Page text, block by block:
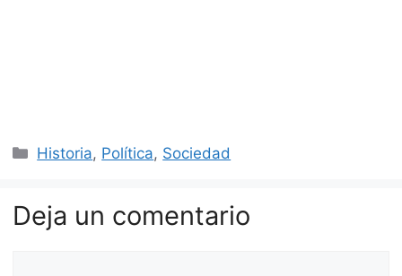
Categorías
Historia, Política, Sociedad
Deja un comentario